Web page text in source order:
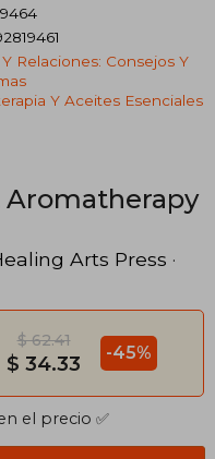
Y Relaciones: Consejos Y
Y Aceites Esenciales
Aromatherapy
Arts Press ·
$ 62.41
$ 34.33 -45%
el precio ✅